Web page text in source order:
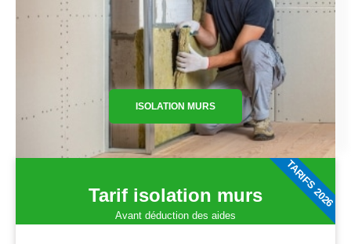
ISOLATION MURS
Tarif isolation murs
Avant déduction des aides
TARIFS 2026